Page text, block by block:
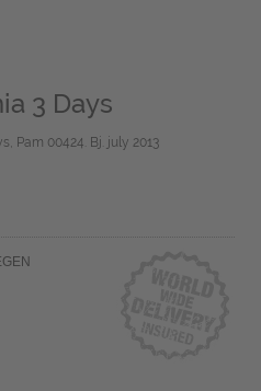
3 Days
Pam 00424. Bj. july 2013